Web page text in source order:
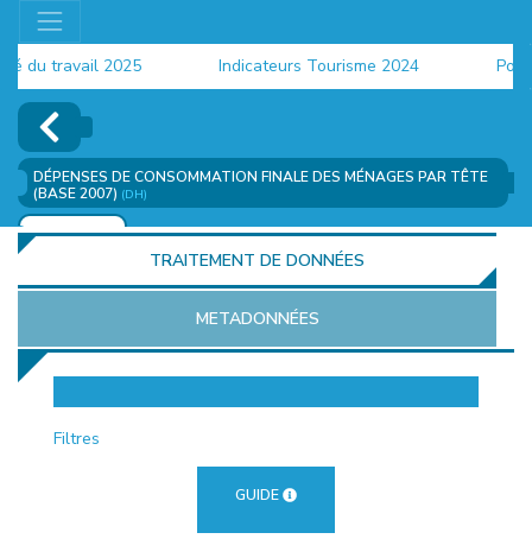
travail 2025 Indicateurs Tourisme 2024
DÉPENSES DE CONSOMMATION FINALE DES MÉNAGES PAR TÊTE
(BASE 2007) (DH)
AJOUTER
TRAITEMENT DE DONNÉES
METADONNÉES
Filtres
GUIDE